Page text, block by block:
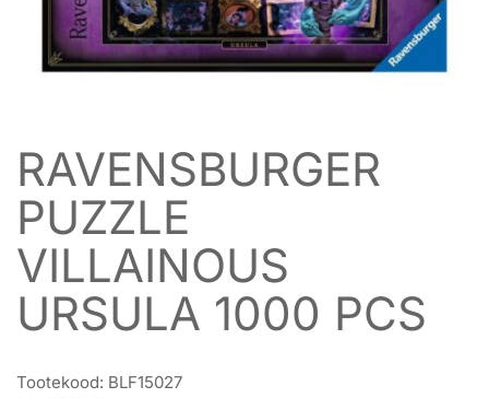
RAVENSBURGER
PUZZLE
VILLAINOUS
URSULA 1000 PCS
Tootekood: BLF15027